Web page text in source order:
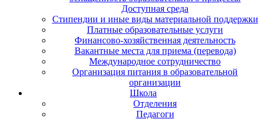
Доступная среда
Стипендии и иные виды материальной поддержки
Платные образовательные услуги
Финансово-хозяйственная деятельность
Вакантные места для приема (перевода)
Международное сотрудничество
Организация питания в образовательной
организации
Школа
Отделения
Педагоги